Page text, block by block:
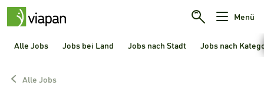
Menü
Alle Jobs Jobs bei Land Jobs nach Stadt Jobs nach
Alle Jobs